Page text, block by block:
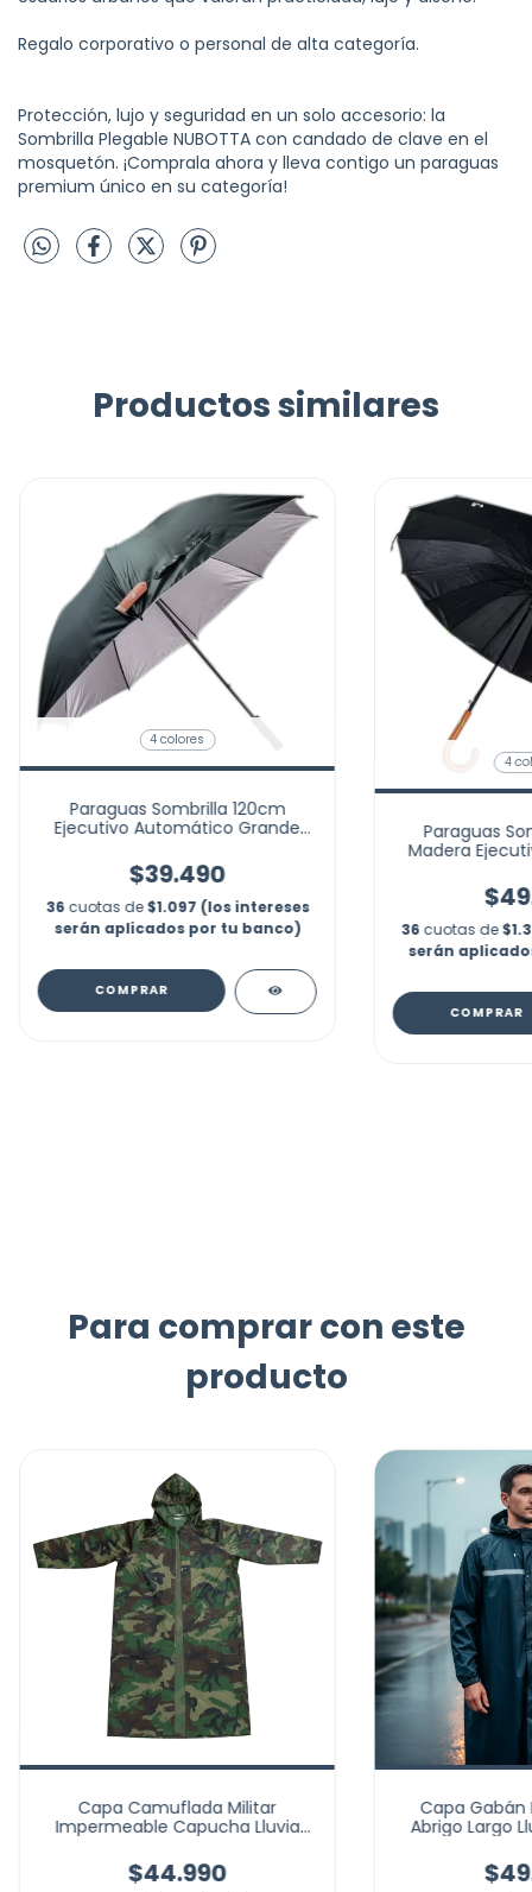
Regalo corporativo o personal de alta categoría.
Protección, lujo y seguridad en un solo accesorio: la
Sombrilla Plegable NUBOTTA con candado de clave en el
mosquetón. ¡Comprala ahora y lleva contigo un paraguas
premium único en su categoría!
Productos similares
4 colores
Paraguas Sombrilla 120cm
Ejecutivo Automático Grande
$39.490
36 cuotas de$1.097 (los intereses
serán aplicados por tu banco)
COMPRAR
4
Paraguas
Madera
36 cuotas de
serán
COMPRAR
Para comprar con este
producto
Capa Camuflada Militar
Impermeable Capucha Lluvia
$44.990
Capa
Abrigo Largo